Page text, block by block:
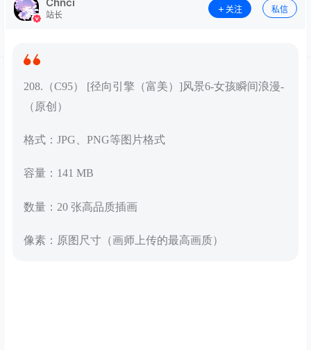
站长
关注 私信
208.（C95） [径向引擎（富美）]风景6-女孩瞬间浪漫-
（原创）
格式：JPG、PNG等图片格式
容量：141 MB
数量：20 张高品质插画
像素：原图尺寸（画师上传的最高画质）